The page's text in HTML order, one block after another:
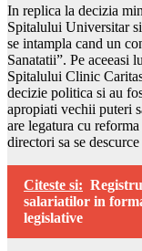
In replica la decizia
Spitalului Universitar
se intampla cand un
Sanatatii”. Pe aceeasi
Spitalului Clinic
decizie politica si au
apropiati vechii puteri
are legatura cu
directori sa se
Citeste si:
salariatilor in
legislative